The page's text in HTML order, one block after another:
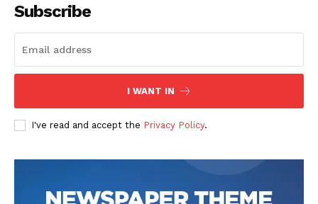
Subscribe
I WANT IN
I've read and accept the Privacy Policy.